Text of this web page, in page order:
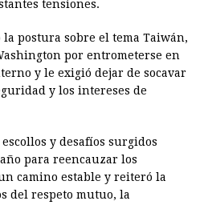
tensiones.
postura sobre el tema Taiwán,
por entrometerse en
y le exigió dejar de socavar
y los intereses de
y desafíos surgidos
para reencauzar los
camino estable y reiteró la
del respeto mutuo, la